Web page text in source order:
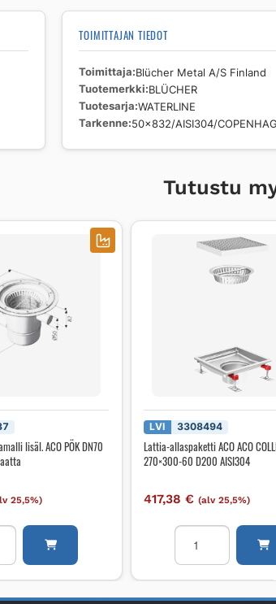
TOIMITTAJAN TIEDOT
Toimittaja Blücher Metal A/S Finland
Tuotemerkki BLÜCHER
Tuotesarja WATERLINE
Tarkenne 50x832/AISI304/
Tutustu
lisäl. ACO PÖK DN70
25,5%)
LVI 3308494
Lattia-allaspaketti ACO ACO
270×300-60 D200 AISI304
417,38 € (alv 25,5%)
Lattia-
allaspaketti
ACO